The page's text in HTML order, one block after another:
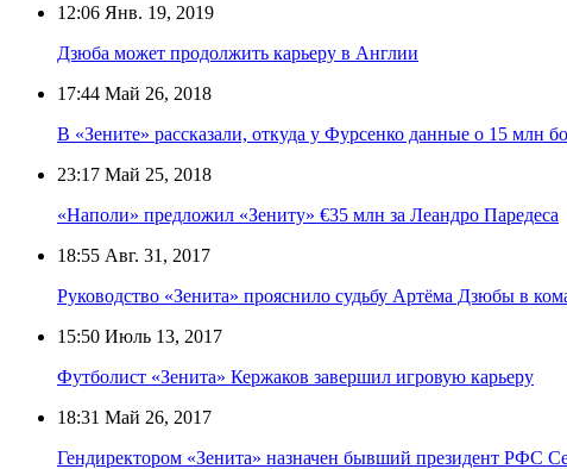
12:06 Янв. 19, 2019
Дзюба может продолжить карьеру в Англии
17:44 Май 26, 2018
В «Зените» рассказали, откуда у Фурсенко данные о 15 млн
23:17 Май 25, 2018
«Наполи» предложил «Зениту» €35 млн за Леандро Паредеса
18:55 Авг. 31, 2017
Руководство «Зенита» прояснило судьбу Артёма Дзюбы в
15:50 Июль 13, 2017
Футболист «Зенита» Кержаков завершил игровую карьеру
18:31 Май 26, 2017
Гендиректором «Зенита» назначен бывший президент РФС